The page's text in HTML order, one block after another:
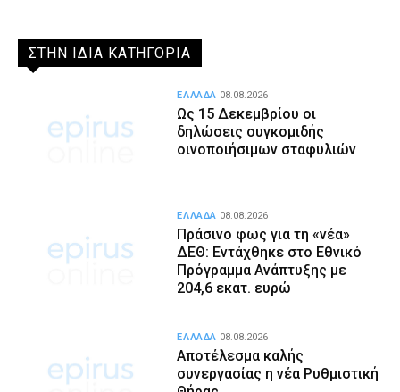
ΣΤΗΝ ΙΔΙΑ ΚΑΤΗΓΟΡΙΑ
Ως 15 Δεκεμβρίου οι
δηλώσεις συγκομιδής
οινοποιήσιμων σταφυλιών
ΕΛΛΑΔΑ 08.08.2026
Πράσινο φως για τη «νέα»
ΔΕΘ: Εντάχθηκε στο Εθνικό
Πρόγραμμα Ανάπτυξης με
204,6 εκατ. ευρώ
ΕΛΛΑΔΑ 08.08.2026
Αποτέλεσμα καλής
συνεργασίας η νέα Ρυθμιστική
ΕΛΛΑΔΑ 08.08.2026